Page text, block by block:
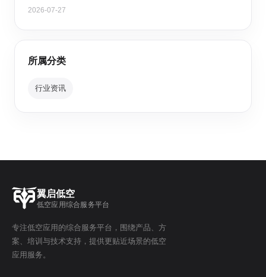
2026-07-27
所属分类
行业资讯
翼启低空
低空应用综合服务平台
专注低空应用的综合服务平台，围绕产品、方
案、培训与技术支持，提供更贴近场景的低空
应用服务。